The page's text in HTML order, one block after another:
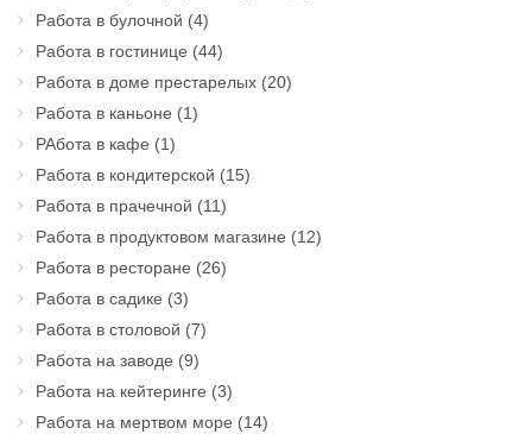
Работа в булочной (4)
Работа в гостинице (44)
Работа в доме престарелых (20)
Работа в каньоне (1)
РАбота в кафе (1)
Работа в кондитерской (15)
Работа в прачечной (11)
Работа в продуктовом магазине (12)
Работа в ресторане (26)
Работа в садике (3)
Работа в столовой (7)
Работа на заводе (9)
Работа на кейтеринге (3)
Работа на мертвом море (14)